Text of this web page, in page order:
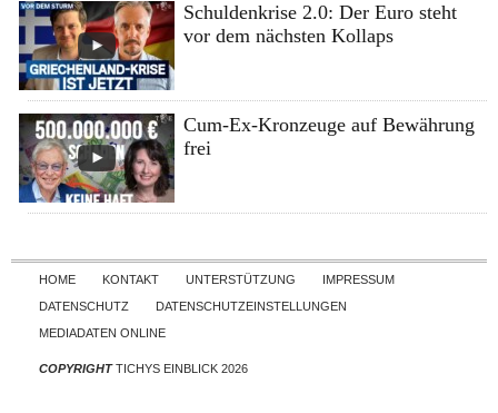
Schuldenkrise 2.0: Der Euro steht
vor dem nächsten Kollaps
Cum-Ex-Kronzeuge auf Bewährung
frei
Skip to content
HOME KONTAKT UNTERSTÜTZUNG
IMPRESSUM
DATENSCHUTZ
DATENSCHUTZEINSTELLUNGEN
MEDIADATEN ONLINE
COPYRIGHTTICHYS EINBLICK 2026